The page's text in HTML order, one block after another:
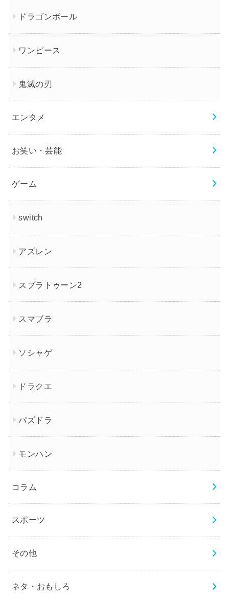
ドラゴンボール
ワンピース
鬼滅の刃
エンタメ
お笑い・芸能
ゲーム
switch
アズレン
スプラトゥーン2
スマブラ
ソシャゲ
ドラクエ
パズドラ
モンハン
コラム
スポーツ
その他
ネタ・おもしろ